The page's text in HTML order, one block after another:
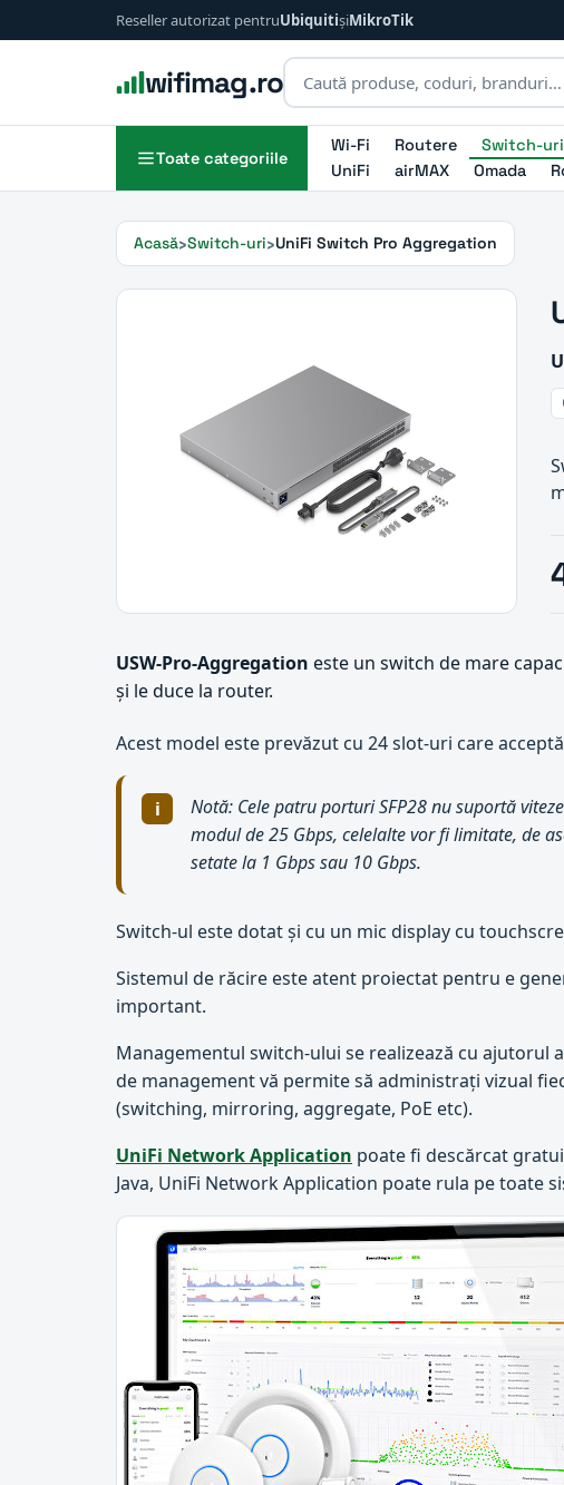
Reseller autorizat pentruUbiquitișiMikroTik
wifimag.ro
Toate categoriile
Wi-Fi Routere Switch-uri
UniFi
airMAX Omada
Acasă Switch-uri UniFi Switch Pro Aggregation
USW-Pro-Aggregation este un switch de mare
și le duce la router.
Acest model este prevăzut cu 24 slot-uri care
Notă: Cele patru porturi SFP28 nu suportă
modul de 25 Gbps, celelalte vor fi limitate, de
setate la 1 Gbps sau 10 Gbps.
Switch-ul este dotat și cu un mic display cu
Sistemul de răcire este atent proiectat pentru e
important.
Managementul switch-ului se realizează cu ajutorul
de management vă permite să administrați vizual
(switching, mirroring, aggregate, PoE etc).
UniFi Network Application poate fi descărcat
Java, UniFi Network Application poate rula pe toate